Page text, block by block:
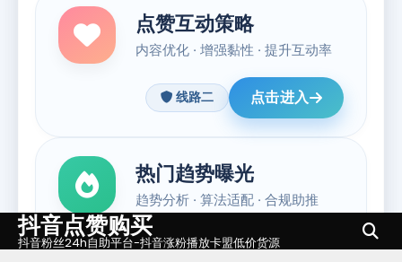
Skip抖音点赞购买
抖音粉丝24h自助平台-抖音涨粉播放卡盟低价货源